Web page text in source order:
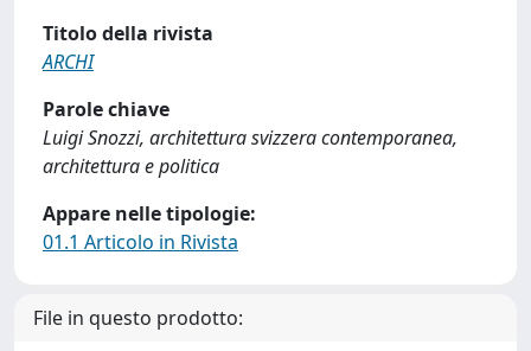
Titolo della rivista
ARCHI
Parole chiave
Luigi Snozzi, architettura svizzera contemporanea,
architettura e politica
Appare nelle tipologie:
01.1 Articolo in Rivista
File in questo prodotto: